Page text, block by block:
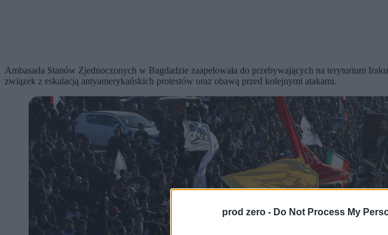
prod zero - Do Not Process My
Ambasada Stanów Zjednoczonych w Bagdadzie zaapelowała do przebywających na terytorium
związek z eskalacją antyamerykańskich protestów oraz obawą przed kolejnymi atakami.